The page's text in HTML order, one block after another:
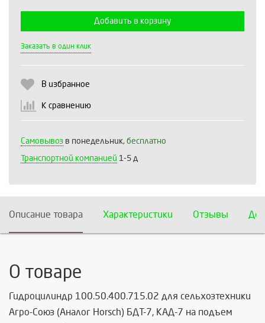
Добавить в корзину
Заказать в один клик
В избранное
К сравнению
Самовывоз в понедельник, бесплатно
Транспортной компанией 1-5 д
Описание товара Характеристики Отзывы
О товаре
Гидроцилиндр 100.50.400.715.02 для сельхозтехники
Агро-Союз (Аналог Horsch) БДТ-7, КАД-7 на подъем